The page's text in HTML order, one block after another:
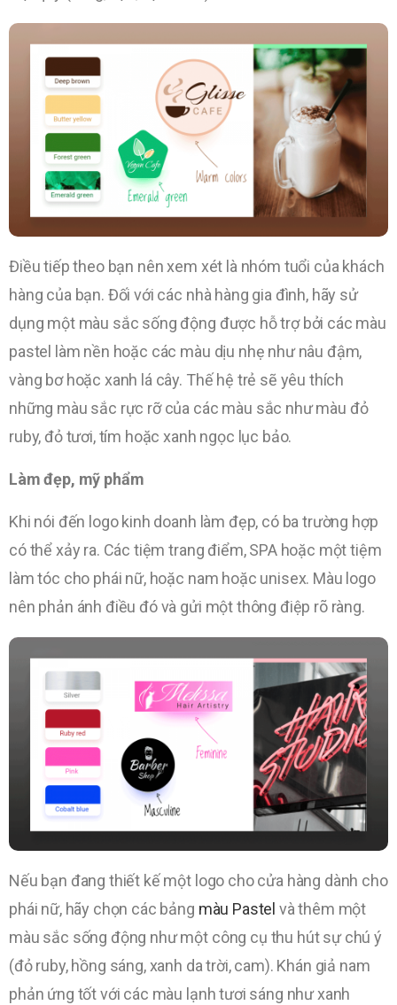
Điều tiếp theo bạn nên xem xét là nhóm tuổi của khách
hàng của bạn. Đối với các nhà hàng gia đình, hãy sử
dụng một màu sắc sống động được hỗ trợ bởi các màu
pastel làm nền hoặc các màu dịu nhẹ như nâu đậm,
vàng bơ hoặc xanh lá cây. Thế hệ trẻ sẽ yêu thích
những màu sắc rực rỡ của các màu sắc như màu đỏ
ruby, đỏ tươi, tím hoặc xanh ngọc lục bảo.
Làm đẹp, mỹ phẩm
Khi nói đến logo kinh doanh làm đẹp, có ba trường hợp
có thể xảy ra. Các tiệm trang điểm, SPA hoặc một tiệm
làm tóc cho phái nữ, hoặc nam hoặc unisex. Màu logo
nên phản ánh điều đó và gửi một thông điệp rõ ràng.
Nếu bạn đang thiết kế một logo cho cửa hàng dành cho
phái nữ, hãy chọn các bảng màu Pastel và thêm một
màu sắc sống động như một công cụ thu hút sự chú ý
(đỏ ruby, hồng sáng, xanh da trời, cam). Khán giả nam
phản ứng tốt với các màu lạnh tươi sáng như xanh